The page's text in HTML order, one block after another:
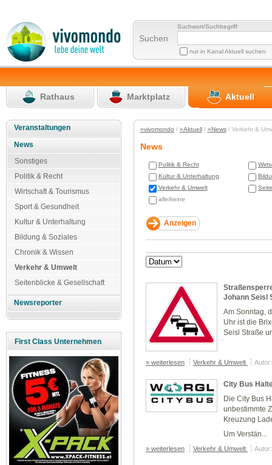
Suchen
Suchwort/Suchbegriff
nur in Kanal Aktuell suchen
Rathaus Marktplatz Aktuell
Veranstaltungen
News
Sonstiges
Politik & Recht
Wirtschaft & Tourismus
Sport & Gesundheit
Kultur & Unterhaltung
Bildung & Soziales
Chronik & Wissen
Verkehr & Umwelt
Seitenblicke & Gesellschaft
Newsreporter
First Class Unternehmen
»vivomondo / »Aktuell/ »News/ Verkehr &
News
Politik & Recht
Kultur & Unterhaltung
Verkehr & Umwelt
alle/keine
Johann Seisl
Am Sonntag,
Uhr ist die
Seisl Straße
» weiterlesen Verkehr & Umwelt
City Bus
Die City Bus
unbestimmte
Kreuzung
Um Verstän...
» weiterlesen Verkehr & Umwelt